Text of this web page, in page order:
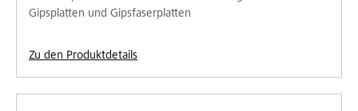
Gipsplatten und Gipsfaserplatten
Zu den Produktdetails